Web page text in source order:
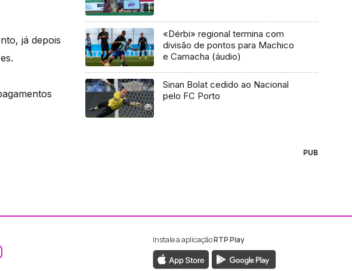
já depois
«Dérbi» regional termina com
divisão de pontos para Machico
e Camacha (áudio)
Sinan Bolat cedido ao Nacional
pelo FC Porto
PUB
ao Facebook da RTP Madeira
Aceder ao Instagram da RTP Madeira
Instale a aplicaçãoRTP Play